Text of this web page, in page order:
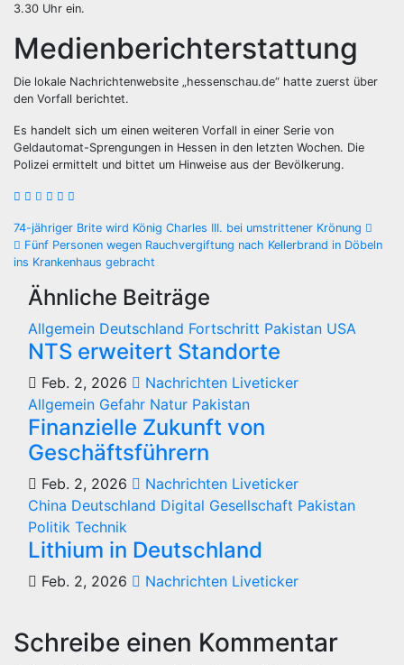
3.30 Uhr ein.
Medienberichterstattung
Die lokale Nachrichtenwebsite „hessenschau.de“ hatte zuerst über
den Vorfall berichtet.
Es handelt sich um einen weiteren Vorfall in einer Serie von
Geldautomat-Sprengungen in Hessen in den letzten Wochen. Die
Polizei ermittelt und bittet um Hinweise aus der Bevölkerung.
Beitragsnavigation
74-jähriger Brite wird König Charles III. bei umstrittener Krönung
Fünf Personen wegen Rauchvergiftung nach Kellerbrand in Döbeln
ins Krankenhaus gebracht
Ähnliche Beiträge
Allgemein Deutschland Fortschritt Pakistan USA
NTS erweitert Standorte
Feb. 2, 2026
Nachrichten Liveticker
Allgemein Gefahr Natur Pakistan
Finanzielle Zukunft von
Geschäftsführern
Feb. 2, 2026
Nachrichten Liveticker
China Deutschland Digital Gesellschaft Pakistan
Politik Technik
Lithium in Deutschland
Feb. 2, 2026 Nachrichten Liveticker
Schreibe einen Kommentar